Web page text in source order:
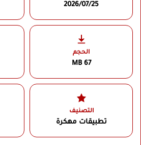
2026/07/25
الحجم
67 MB
التصنيف
تطبيقات مهكرة